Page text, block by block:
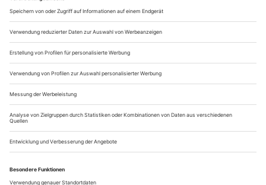
Clare Barron
Dance Nation (Schauspiel Hannover)
Sarah Berthiaume
Nyotaimori (Theater Osnabrück)
Alice Birch
Anatomie eines Suizids (Deutsches Schauspielhaus Hamburg)
Frederik Brattberg
Wieder da (Schauspiel Frankfurt)
C
Mustafa Can
Die Farbe des Morgens an der Front (Theater Paderborn)
Ebru Nihan Celkan